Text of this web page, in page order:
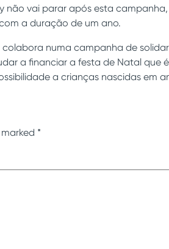
não vai parar após esta
a duração de um ano.
numa campanha de
a financiar a festa de Natal que
a crianças nascidas em
*